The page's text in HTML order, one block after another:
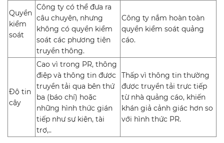
Quyền
kiểm
soát
Công ty có thể đưa ra
câu chuyện, nhưng
không có quyền kiểm
soát các phương tiện
truyền thông.
Công ty nắm hoàn toàn
quyền kiểm soát quảng
cáo.
Độ tin
cậy
Cao vì trong PR, thông
điệp và thông tin được
truyền tải qua bên thứ
ba (báo chí) hoặc
những hình thức gián
tiếp như sự kiện, tài
trợ,..
Thấp vì thông tin thường
được truyền tải trực tiếp
từ nhà quảng cáo, khiến
khán giả cảnh giác hơn so
với hình thức PR.